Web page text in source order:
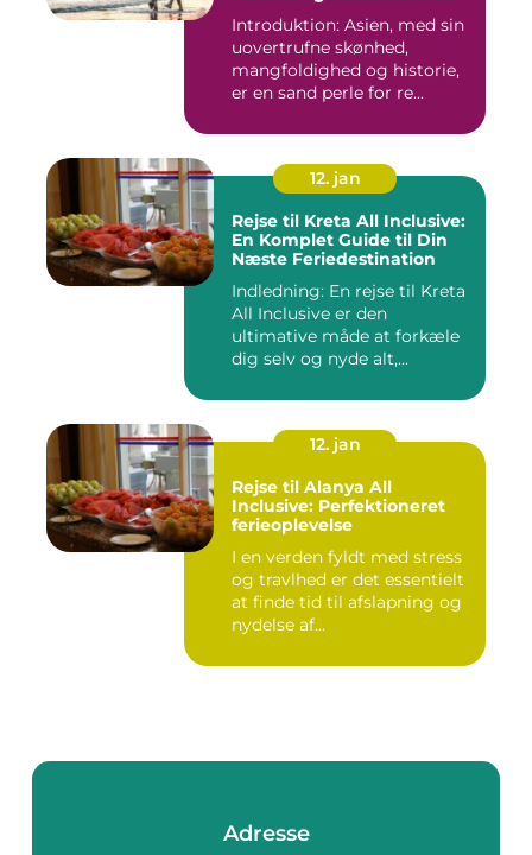
Introduktion: Asien, med sin
uovertrufne skønhed,
mangfoldighed og historie,
er en sand perle for re...
12. jan
Rejse til Kreta All Inclusive:
En Komplet Guide til Din
Næste Feriedestination
Indledning: En rejse til Kreta
All Inclusive er den
ultimative måde at forkæle
dig selv og nyde alt,...
12. jan
Rejse til Alanya All
Inclusive: Perfektioneret
ferieoplevelse
I en verden fyldt med stress
og travlhed er det essentielt
at finde tid til afslapning og
nydelse af...
Adresse